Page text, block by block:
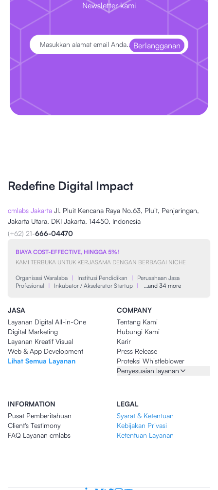
Newsletter kami
Berlangganan
Redefine Digital Impact
cmlabs Jakarta Jl. Pluit Kencana Raya No.63, Pluit, Penjaringan,
Jakarta Utara, DKI Jakarta, 14450, Indonesia
(+62) 21-666-04470
BIAYA COST-EFFECTIVE, HINGGA 5%!
KAMI TERBUKA UNTUK KERJASAMA DENGAN BERBAGAI NICHE
Organisasi Waralaba | Institusi Pendidikan |
Perusahaan Jasa
Profesional
| Inkubator / Akselerator Startup | …and 34 more
JASA
Layanan Digital All-in-One
Digital Marketing
Layanan Kreatif Visual
Web & App Development
Lihat Semua Layanan
COMPANY
Tentang Kami
Hubungi Kami
Karir
Press Release
Proteksi Whistleblower
Penyesuaian layanan
INFORMATION
Pusat Pemberitahuan
Client's Testimony
FAQ Layanan cmlabs
LEGAL
Syarat & Ketentuan
Kebijakan Privasi
Ketentuan Layanan